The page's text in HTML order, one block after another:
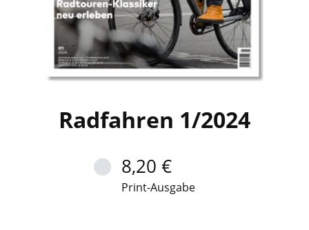
Radfahren 1/2024
8,20 €
Print-Ausgabe